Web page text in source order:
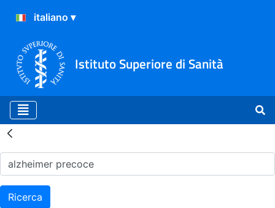
Istituto Superiore di Sanità
Risultati della Ricerca -
Ricerca